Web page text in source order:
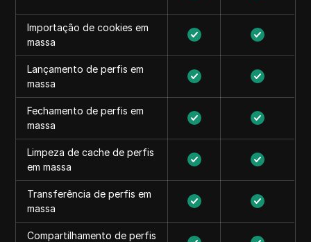
Importação de cookies em
massa
Lançamento de perfis em
massa
Fechamento de perfis em
massa
Limpeza de cache de perfis
em massa
Transferência de perfis em
massa
Compartilhamento de perfis